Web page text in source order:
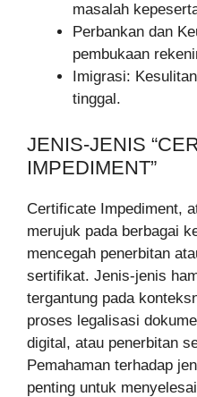
masalah
Perbankan dan
pembukaan
Imigrasi:
tinggal.
JENIS-JENIS
IMPEDIMENT”
Certificate Impediment,
merujuk pada berbagai
mencegah penerbitan
sertifikat. Jenis-jenis
tergantung pada
proses legalisasi
digital, atau penerbitan
Pemahaman terhadap
penting untuk